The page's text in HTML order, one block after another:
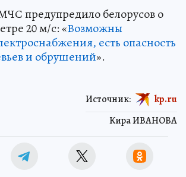
предупредило белорусов о
20 м/с: «Возможны
есть опасность
и обрушений».
Кира ИВАНОВА
Источник: kp.ru